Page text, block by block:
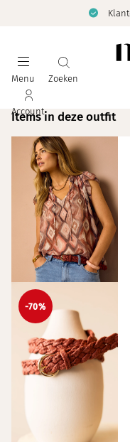
Menu Zoeken
Account
Items in deze outfit
-70%